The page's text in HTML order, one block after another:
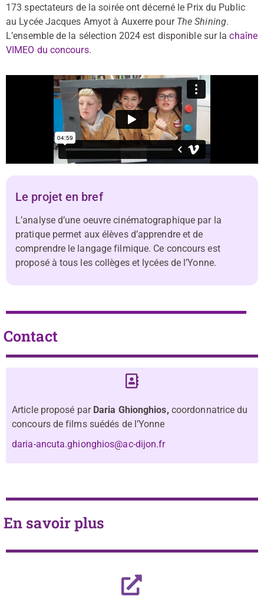
173 spectateurs de la soirée ont décerné le Prix du Public
au Lycée Jacques Amyot à Auxerre pour The Shining.
L’ensemble de la sélection 2024 est disponible sur lachaîne
VIMEO du concours.
Le projet en bref
L’analyse d’une oeuvre cinématographique par la
pratique permet aux élèves d’apprendre et de
comprendre le langage filmique. Ce concours est
proposé à tous les collèges et lycées de l’Yonne.
Contact
Article proposé par Daria Ghionghios, coordonnatrice du
concours de films suédés de l’Yonne
daria-ancuta.ghionghios@ac-dijon.fr
En savoir plus